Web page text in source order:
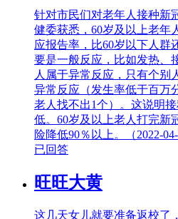
针对市民们对老年人接种新
健委获悉，60岁及以上老年
应报告率，比60岁以下人群
要是一般反应，比如发热、
人属于异常反应，只有个别
异常反应（发生率低于百万
老人找不出1个）。这说明
低。60岁及以上老人打完新
险降低90％以上。（2022-04-
已回答
旺旺大黄
这几天女儿就要准备返校了